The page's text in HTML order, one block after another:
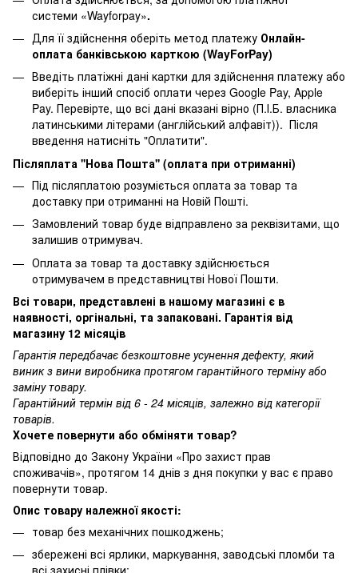
системи «Wayforpay».
Для її здійснення оберіть метод платежу Онлайн-
оплата банківською карткою (WayForPay)
Введіть платіжні дані картки для здійснення платежу або
виберіть інший спосіб оплати через Google Pay, Apple
Pay. Перевірте, що всі дані вказані вірно (П.І.Б. власника
латинськими літерами (англійський алфавіт)). Після
введення натисніть "Оплатити".
Післяплата ''Нова Пошта'' (оплата при отриманні)
Під післяплатою розуміється оплата за товар та
доставку при отриманні на Новій Пошті.
Замовлений товар буде відправлено за реквізитами, що
залишив отримувач.
Оплата за товар та доставку здійснюється
отримувачем в представництві Нової Пошти.
Всі товари, представлені в нашому магазині є в
наявності, оргінальні, та запаковані. Гарантія від
магазину 12 місяців
Гарантія передбачає безкоштовне усунення дефекту, який
виник з вини виробника протягом гарантійного терміну або
заміну товару.
Гарантійний термін від 6 - 24 місяців, залежно від категорії
товарів.
Хочете повернути або обміняти товар?
Відповідно до Закону України «Про захист прав
споживачів», протягом 14 днів з дня покупки у вас є право
повернути товар.
Опис товару належної якості:
товар без механічних пошкоджень;
збережені всі ярлики, маркування, заводські пломби та